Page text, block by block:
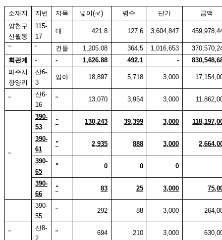
소재지 지번 지목 넓이(㎡) 평수 단가
금액
양천구
신월동
115-
17
대 421.8 127.6 3,604,847
" " 건물 1,205.08 364.5 1,016,653
회관계
- - 1,626.88 492.1 -
파주시
향양리
산6-
3
임야 18,897 5,718 3,000
"
산6-
16
" 13,070 3,954 3,000
"
390-
53
" 130,243 39,399 3,000
390-
61
" 2,935 888 3,000
390-
65
" 0 0 0
390-
66
" 83 25 3,000
390-
55
" 292 88 3,000
"
산8-
2
" 694 210 3,000